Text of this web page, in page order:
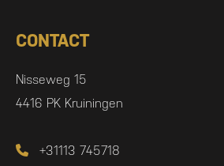
CONTACT
Nisseweg 15
4416 PK Kruiningen
+31113 745718